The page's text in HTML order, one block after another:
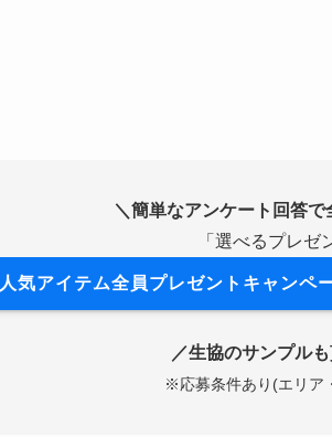
＼簡単なアンケート回答で
「選べるプレゼ
人気アイテム全員プレゼントキャンペ
／生協のサンプル
※応募条件あり(エリア